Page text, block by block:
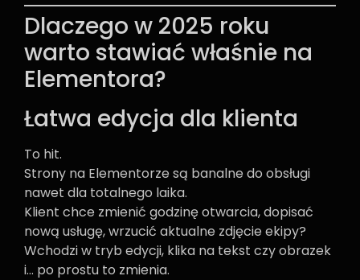
Dlaczego w 2025 roku
warto stawiać właśnie na
Elementora?
Łatwa edycja dla klienta
To hit.
Strony na Elementorze są banalne do obsługi
nawet dla totalnego laika.
Klient chce zmienić godzinę otwarcia, dopisać
nową usługę, wrzucić aktualne zdjęcie ekipy?
Wchodzi w tryb edycji, klika na tekst czy obrazek
i… po prostu to zmienia.